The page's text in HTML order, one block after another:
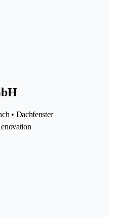
• Dachfenster